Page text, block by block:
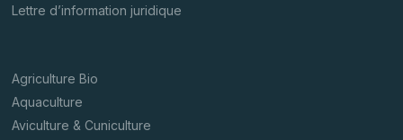
Lettre d’information juridique
Agriculture Bio
Aquaculture
Aviculture & Cuniculture